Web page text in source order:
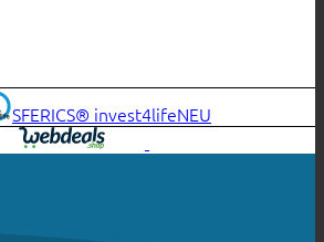
SFERICS® invest4life